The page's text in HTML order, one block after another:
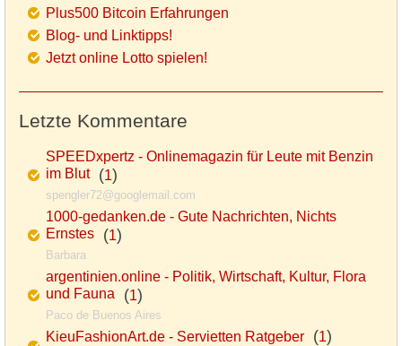
Plus500 Bitcoin Erfahrungen
Blog- und Linktipps!
Jetzt online Lotto spielen!
Letzte Kommentare
SPEEDxpertz - Onlinemagazin für Leute mit Benzin
im Blut(1)
spengler72@googlemail.com
1000-gedanken.de - Gute Nachrichten, Nichts
Ernstes (1)
Barbara
argentinien.online - Politik, Wirtschaft, Kultur, Flora
und Fauna (1)
Paco de Buenos Aires
KieuFashionArt.de - Servietten Ratgeber (1)